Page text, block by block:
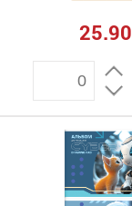
25.90